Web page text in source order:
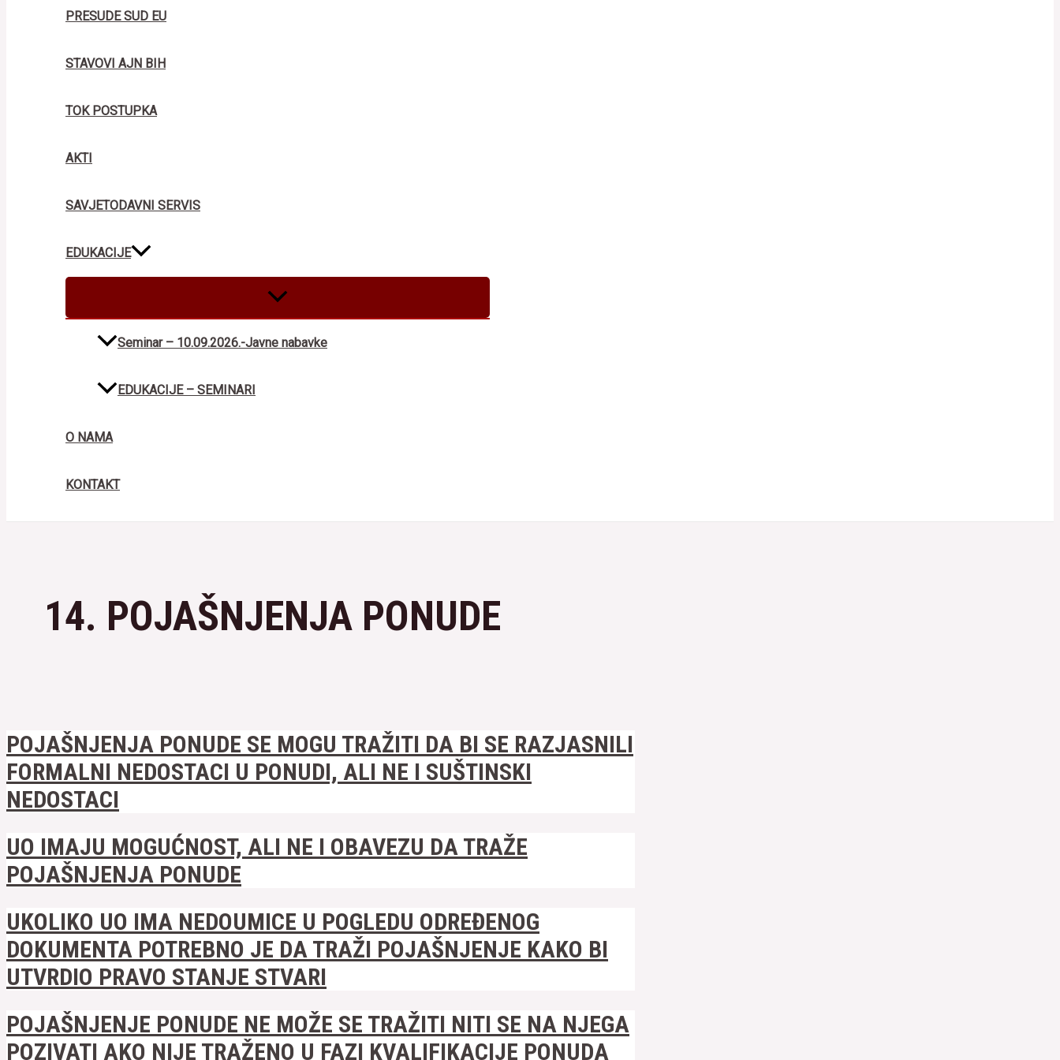
PRESUDE SUD EU
STAVOVI AJN BIH
TOK POSTUPKA
AKTI
SAVJETODAVNI SERVIS
EDUKACIJE
MENU
TOGGLE
Seminar – 10.09.2026.-Javne nabavke
EDUKACIJE – SEMINARI
O NAMA
KONTAKT
14. POJAŠNJENJA PONUDE
POJAŠNJENJA PONUDE SE MOGU TRAŽITI DA BI SE RAZJASNILI
FORMALNI NEDOSTACI U PONUDI, ALI NE I SUŠTINSKI
NEDOSTACI
UO IMAJU MOGUĆNOST, ALI NE I OBAVEZU DA TRAŽE
POJAŠNJENJA PONUDE
UKOLIKO UO IMA NEDOUMICE U POGLEDU ODREĐENOG
DOKUMENTA POTREBNO JE DA TRAŽI POJAŠNJENJE KAKO BI
UTVRDIO PRAVO STANJE STVARI
POJAŠNJENJE PONUDE NE MOŽE SE TRAŽITI NITI SE NA NJEGA
POZIVATI AKO NIJE TRAŽENO U FAZI KVALIFIKACIJE PONUDA